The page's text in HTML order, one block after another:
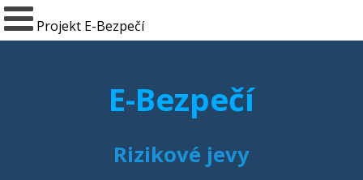
Projekt E-Bezpečí
E-Bezpečí
Rizikové jevy